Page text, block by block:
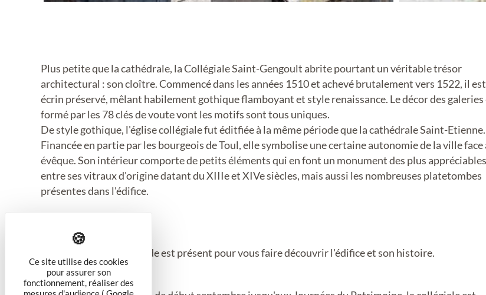
Plus petite que la cathédrale, la Collégiale Saint-Gengoult abrite pourtant un véritable trésor
architectural : son cloître. Commencé dans les années 1510 et achevé brutalement vers 1522, il
écrin préservé, mêlant habilement gothique flamboyant et style renaissance. Le décor des galeries
formé par les 78 clés de voute vont les motifs sont tous uniques.
De style gothique, l'église collégiale fut éditfiée à la même période que la cathédrale Saint-Etienne.
Financée en partie par les bourgeois de Toul, elle symbolise une certaine autonomie de la ville face
évêque. Son intérieur comporte de petits éléments qui en font un monument des plus
entre ses vitraux d'origine datant du XIIIe et XIVe siècles, mais aussi les nombreuses platetombes
présentes dans l'édifice.
En saison estival, un guide est présent pour vous faire découvrir l'édifice et son histoire.
Ce site utilise des cookies
pour assurer son
fonctionnement, réaliser des